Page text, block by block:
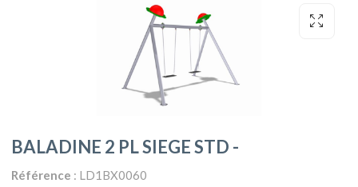
BALADINE 2 PL SIEGE STD -
Référence : LD1BX0060